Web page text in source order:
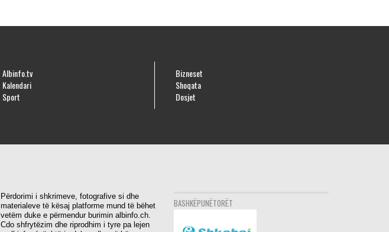
Albinfo.tv
Kalendari
Sport
Bizneset
Shoqata
Dosjet
Përdorimi i shkrimeve, fotografive si dhe
materialeve të kësaj platforme mund të bëhet
vetëm duke e përmendur burimin albinfo.ch.
Cdo shfrytëzim dhe riprodhim i tyre pa lejen
BASHKËPUNËTORËT